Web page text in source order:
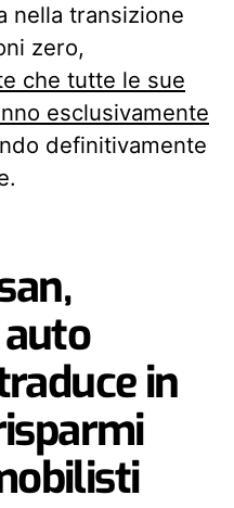
nella transizione
zero,
che tutte le sue
esclusivamente
definitivamente
auto
in